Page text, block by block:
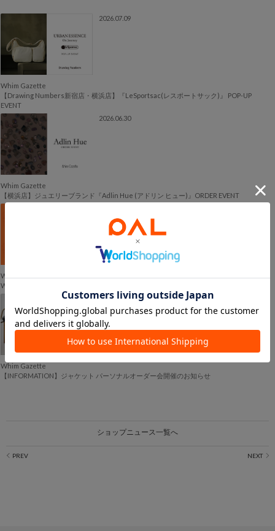
2026.07.09
Whim Gazette
【Drawing Numbers新宿店・横浜店】『LeSportsac(レスポートサック)』 POP-UP
EVENT
2026.06.30
Whim Gazette
【横浜店】ジュエリーブランド『Adlin Hue (アドリン ヒュー)』ORDER EVENT
Whim Gazette
Whim Gazette SUMMER SALE 各店舗のセール日程
2026.06.12
Whim Gazette
【INFORMATION】ジャケット パーソナルオーダー会開催のお知らせ
ショップニュース一覧へ